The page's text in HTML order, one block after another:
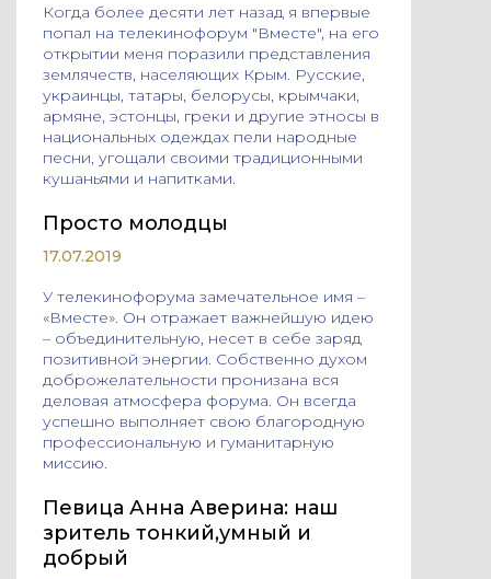
Когда более десяти лет назад я впервые
попал на телекинофорум "Вместе", на его
открытии меня поразили представления
землячеств, населяющих Крым. Русские,
украинцы, татары, белорусы, крымчаки,
армяне, эстонцы, греки и другие этносы в
национальных одеждах пели народные
песни, угощали своими традиционными
кушаньями и напитками.
Просто молодцы
17.07.2019
У телекинофорума замечательное имя –
«Вместе». Он отражает важнейшую идею
– объединительную, несет в себе заряд
позитивной энергии. Собственно духом
доброжелательности пронизана вся
деловая атмосфера форума. Он всегда
успешно выполняет свою благородную
профессиональную и гуманитарную
миссию.
Певица Анна Аверина: наш
зритель тонкий,умный и
добрый